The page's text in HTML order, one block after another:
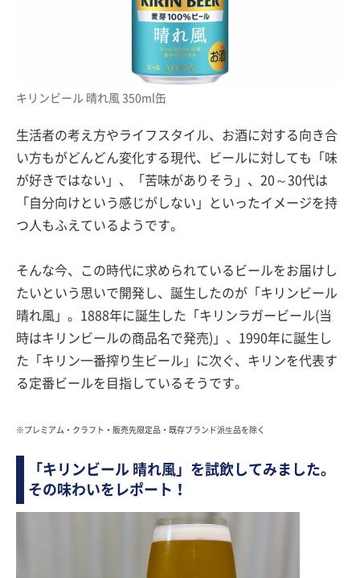
キリンビール 晴れ風 350ml缶
生活者の考え方やライフスタイル、お酒に対する向き合
い方もがどんどん変化する現代、ビールに対しても「味
が好きではない」、「苦味がありそう」、20～30代は
「自分向けという感じがしない」といったイメージを持
つ人もふえているようです。
そんな今、この時代に求められているビールをお届けし
たいという思いで開発し、誕生したのが「キリンビール
晴れ風」。1888年に誕生した「キリンラガービール(当
時はキリンビールの商品名で発売)」、1990年に誕生し
た「キリン一番搾り生ビール」に次ぐ、キリンを代表す
る定番ビールを目指しているそうです。
※プレミアム・クラフト・販売先限定品・既存ブランド派⽣品を除く
「キリンビール 晴れ風」を試飲してみました。
その味わいをレポート！